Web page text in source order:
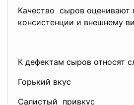
Качество сыров оценивают
консистенции и внешнему
К дефектам сыров относят
Горький вкус
Салистый привкус